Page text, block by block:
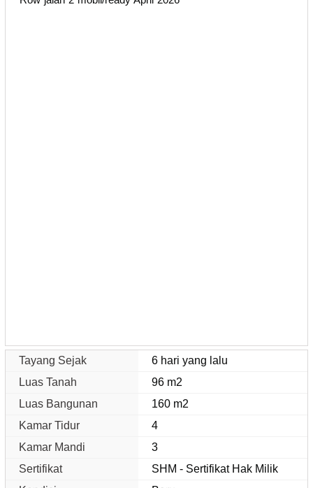
Tayang Sejak
6 hari yang lalu
Luas Tanah
96 m2
Luas Bangunan
160 m2
Kamar Tidur
4
Kamar Mandi
3
Sertifikat
SHM - Sertifikat Hak Milik